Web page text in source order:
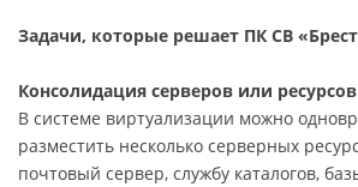
Задачи, которые решает ПК СВ
Консолидация серверов или ресурсов
В системе виртуализации можно
разместить несколько серверных
почтовый сервер, службу каталогов,